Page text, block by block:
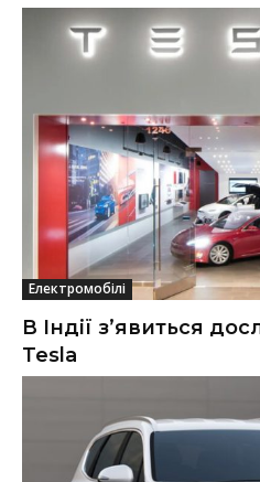
Електромобілі
В Індії з’явиться
Tesla